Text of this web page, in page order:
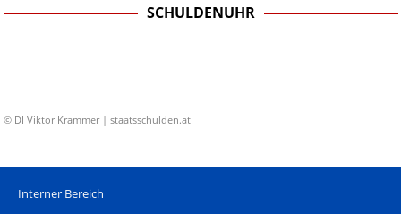
SCHULDENUHR
© DI Viktor Krammer | staatsschulden.at
Interner Bereich